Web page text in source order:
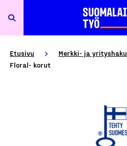
Etusivu Merkki- ja yrityshaku
Floral- korut